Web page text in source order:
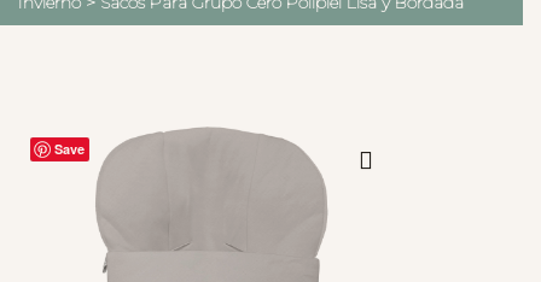
Save